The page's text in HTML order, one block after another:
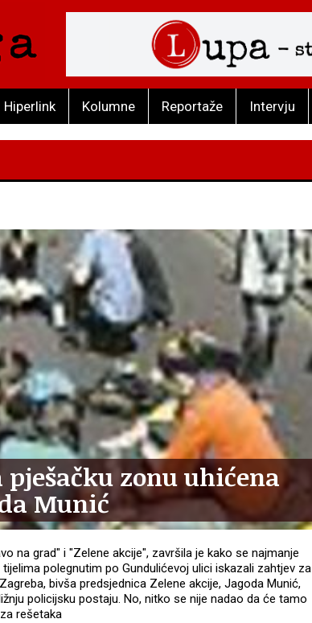
Hiperlink Kolumne Reportaže Intervju
zonu uhićena
Munić
na grad" i "Zelene akcije", završila je kako se najmanje
polegnutim po Gundulićevoj ulici iskazali zahtjev za
bivša predsjednica Zelene akcije, Jagoda Munić,
policijsku postaju. No, nitko se nije nadao da će tamo
rešetaka